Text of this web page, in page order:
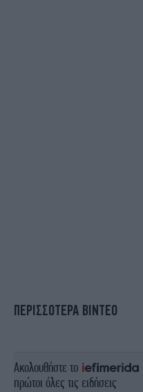
ΠΕΡΙΣΣΟΤΕΡΑ ΒΙΝΤΕΟ
Ακολουθήστε το
πρώτοι όλες τις ειδήσεις